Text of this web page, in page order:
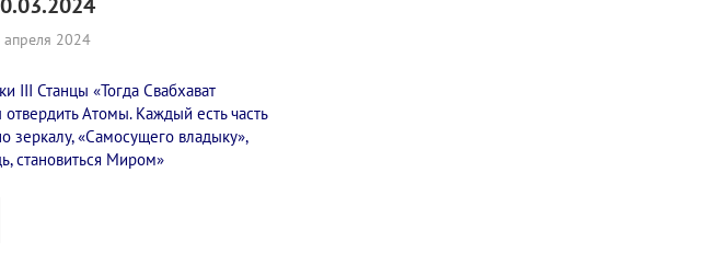
апреля 2024
III Станцы​ «Тогда Свабхават
Атомы. Каждый есть часть
зеркалу, «Самосущего владыку»,
становиться Миром»